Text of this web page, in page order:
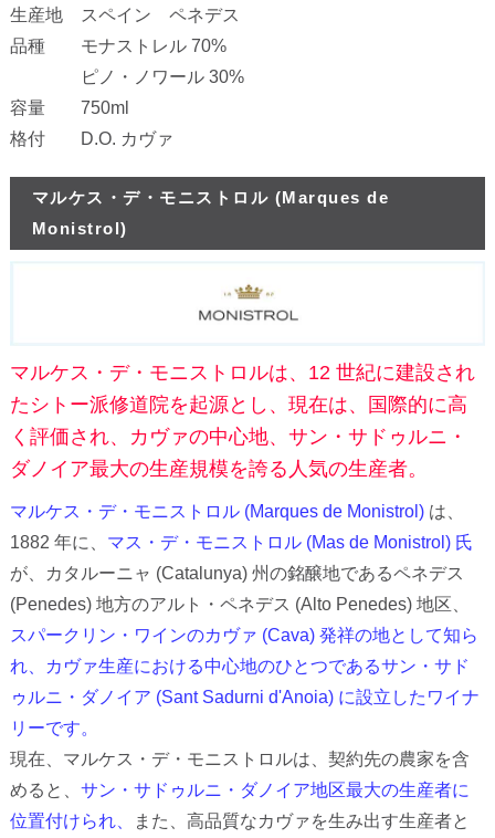
生産地 スペイン ペネデス
品種 モナストレル 70%
ピノ・ノワール 30%
容量 750ml
格付 D.O. カヴァ
マルケス・デ・モニストロル (Marques de
Monistrol)
マルケス・デ・モニストロルは、12 世紀に建設され
たシトー派修道院を起源とし、現在は、国際的に高
く評価され、カヴァの中心地、サン・サドゥルニ・
ダノイア最大の生産規模を誇る人気の生産者。
マルケス・デ・モニストロル (Marques de Monistrol)は、
1882 年に、 マス・デ・モニストロル (Mas de Monistrol) 氏
が、カタルーニャ (Catalunya) 州の銘醸地であるペネデス
(Penedes) 地方のアルト・ペネデス (Alto Penedes) 地区、
スパークリン・ワインのカヴァ (Cava) 発祥の地として知ら
れ、カヴァ生産における中心地のひとつであるサン・サド
ゥルニ・ダノイア (Sant Sadurni d'Anoia) に設立したワイナ
リーです。
現在、マルケス・デ・モニストロルは、契約先の農家を含
めると、 サン・サドゥルニ・ダノイア地区最大の生産者に
位置付けられ、
また、高品質なカヴァを生み出す生産者と